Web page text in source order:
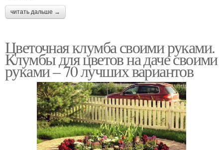
читать дальше →
Цветочная клумба своими руками.
Клумбы для цветов на даче своими
руками – 70 лучших вариантов